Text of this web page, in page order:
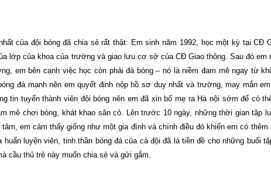
của đội bóng đã chia sẻ rất thật: Em sinh năm 1992, học một kỳ tại CĐ
lớp của khoa của trường và giao lưu cơ sở của CĐ Giao thông. Sau đó em
em bên cạnh việc học còn phải đá bóng – nó là niềm đam mê ngay từ
đá mạnh nên em quyết định nộp hồ sơ duy nhất và trường, may mắn
tin tuyển thành viên đội bóng nên em đã xin bố mẹ ra Hà nội sớm để có
mê chơi bóng, khát khao sân cỏ. Lên trước 10 ngày, những thời gian tập
em cảm thấy giống như một gia đình và chính điều đó khiến em có thêm
luyện viên, tinh thần bóng đá của cả đội đã là tiền đề cho những buổi
cầu thủ trẻ này muốn chia sẻ và gửi gắm.